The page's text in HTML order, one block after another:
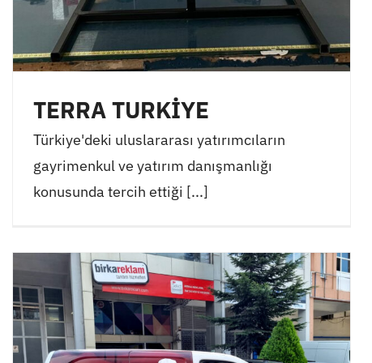
TERRA TURKİYE
Türkiye'deki uluslararası yatırımcıların
gayrimenkul ve yatırım danışmanlığı
konusunda tercih ettiği [...]